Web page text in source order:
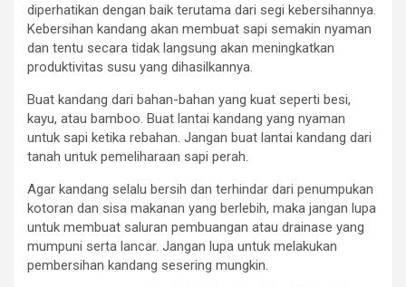
diperhatikan dengan baik terutama dari segi kebersihannya.
Kebersihan kandang akan membuat sapi semakin nyaman
dan tentu secara tidak langsung akan meningkatkan
produktivitas susu yang dihasilkannya.
Buat kandang dari bahan-bahan yang kuat seperti besi,
kayu, atau bamboo. Buat lantai kandang yang nyaman
untuk sapi ketika rebahan. Jangan buat lantai kandang dari
tanah untuk pemeliharaan sapi perah.
Agar kandang selalu bersih dan terhindar dari penumpukan
kotoran dan sisa makanan yang berlebih, maka jangan lupa
untuk membuat saluran pembuangan atau drainase yang
mumpuni serta lancar. Jangan lupa untuk melakukan
pembersihan kandang sesering mungkin.